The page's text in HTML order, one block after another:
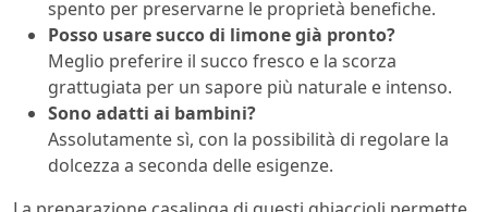
spento per preservarne le proprietà benefiche.
Posso usare succo di limone già pronto?
Meglio preferire il succo fresco e la scorza
grattugiata per un sapore più naturale e intenso.
Sono adatti ai bambini?
Assolutamente sì, con la possibilità di regolare la
dolcezza a seconda delle esigenze.